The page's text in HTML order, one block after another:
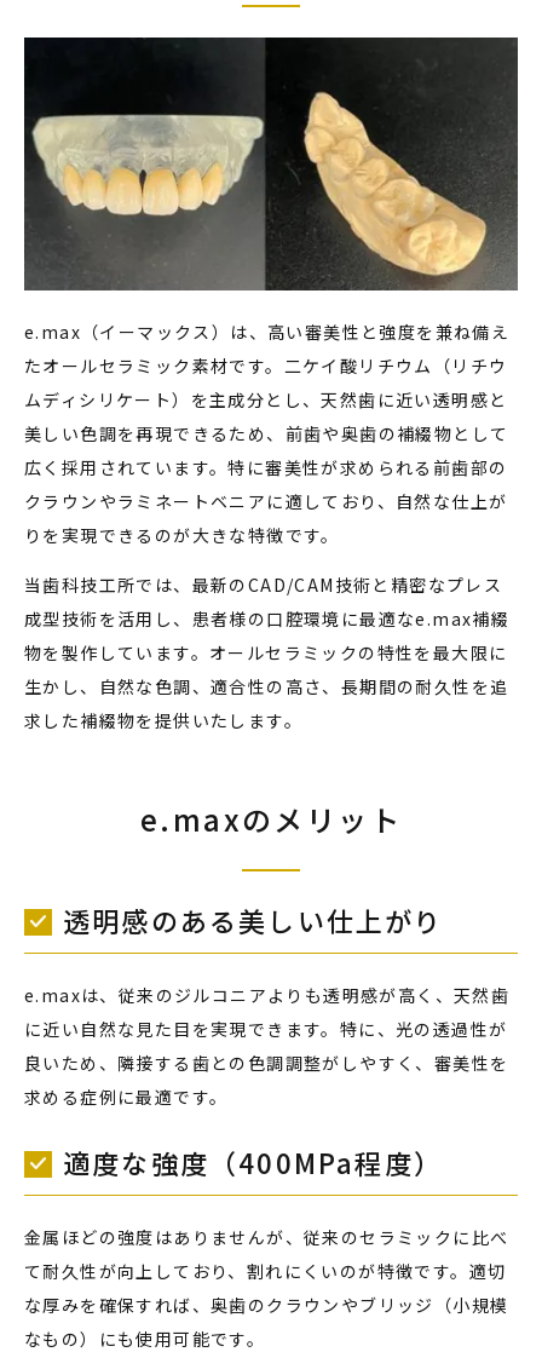
e.max（イーマックス）は、高い審美性と強度を兼ね備え
たオールセラミック素材です。二ケイ酸リチウム（リチウ
ムディシリケート）を主成分とし、天然歯に近い透明感と
美しい色調を再現できるため、前歯や奥歯の補綴物として
広く採用されています。特に審美性が求められる前歯部の
クラウンやラミネートベニアに適しており、自然な仕上が
りを実現できるのが大きな特徴です。
当歯科技工所では、最新のCAD/CAM技術と精密なプレス
成型技術を活用し、患者様の口腔環境に最適なe.max補綴
物を製作しています。オールセラミックの特性を最大限に
生かし、自然な色調、適合性の高さ、長期間の耐久性を追
求した補綴物を提供いたします。
e.maxのメリット
透明感のある美しい仕上がり
e.maxは、従来のジルコニアよりも透明感が高く、天然歯
に近い自然な見た目を実現できます。特に、光の透過性が
良いため、隣接する歯との色調調整がしやすく、審美性を
求める症例に最適です。
適度な強度（400MPa程度）
金属ほどの強度はありませんが、従来のセラミックに比べ
て耐久性が向上しており、割れにくいのが特徴です。適切
な厚みを確保すれば、奥歯のクラウンやブリッジ（小規模
なもの）にも使用可能です。